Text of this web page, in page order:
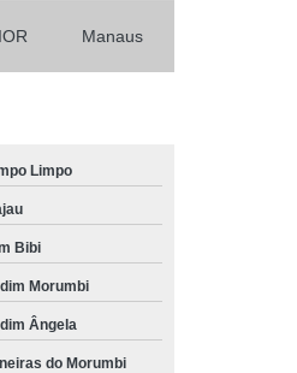
Center
Data Center
Center
Metálico
Rack
Manaus
Limpo
Bibi
Morumbi
Ângela
do Morumbi